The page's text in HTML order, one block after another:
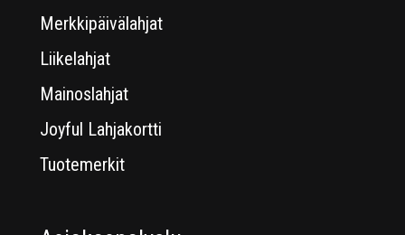
Merkkipäivälahjat
Liikelahjat
Mainoslahjat
Joyful Lahjakortti
Tuotemerkit